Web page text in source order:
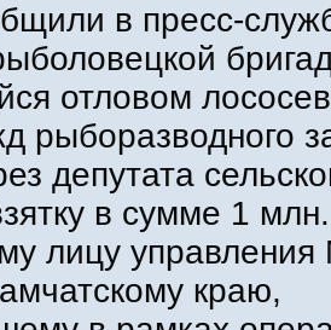
в пресс-
отловом
рыборазводного
депутата
в сумме 1
лицу
краю,